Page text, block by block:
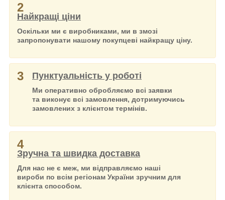
2
Найкращі ціни
Оскільки ми є виробниками, ми в змозі
запропонувати нашому покупцеві найкращу ціну.
3 Пунктуальність у роботі
Ми оперативно обробляємо всі заявки
та виконує всі замовлення, дотримуючись
замовлених з клієнтом термінів.
4
Зручна та швидка доставка
Для нас не є меж, ми відправляємо наші
вироби по всім регіонам України зручним для
клієнта способом.